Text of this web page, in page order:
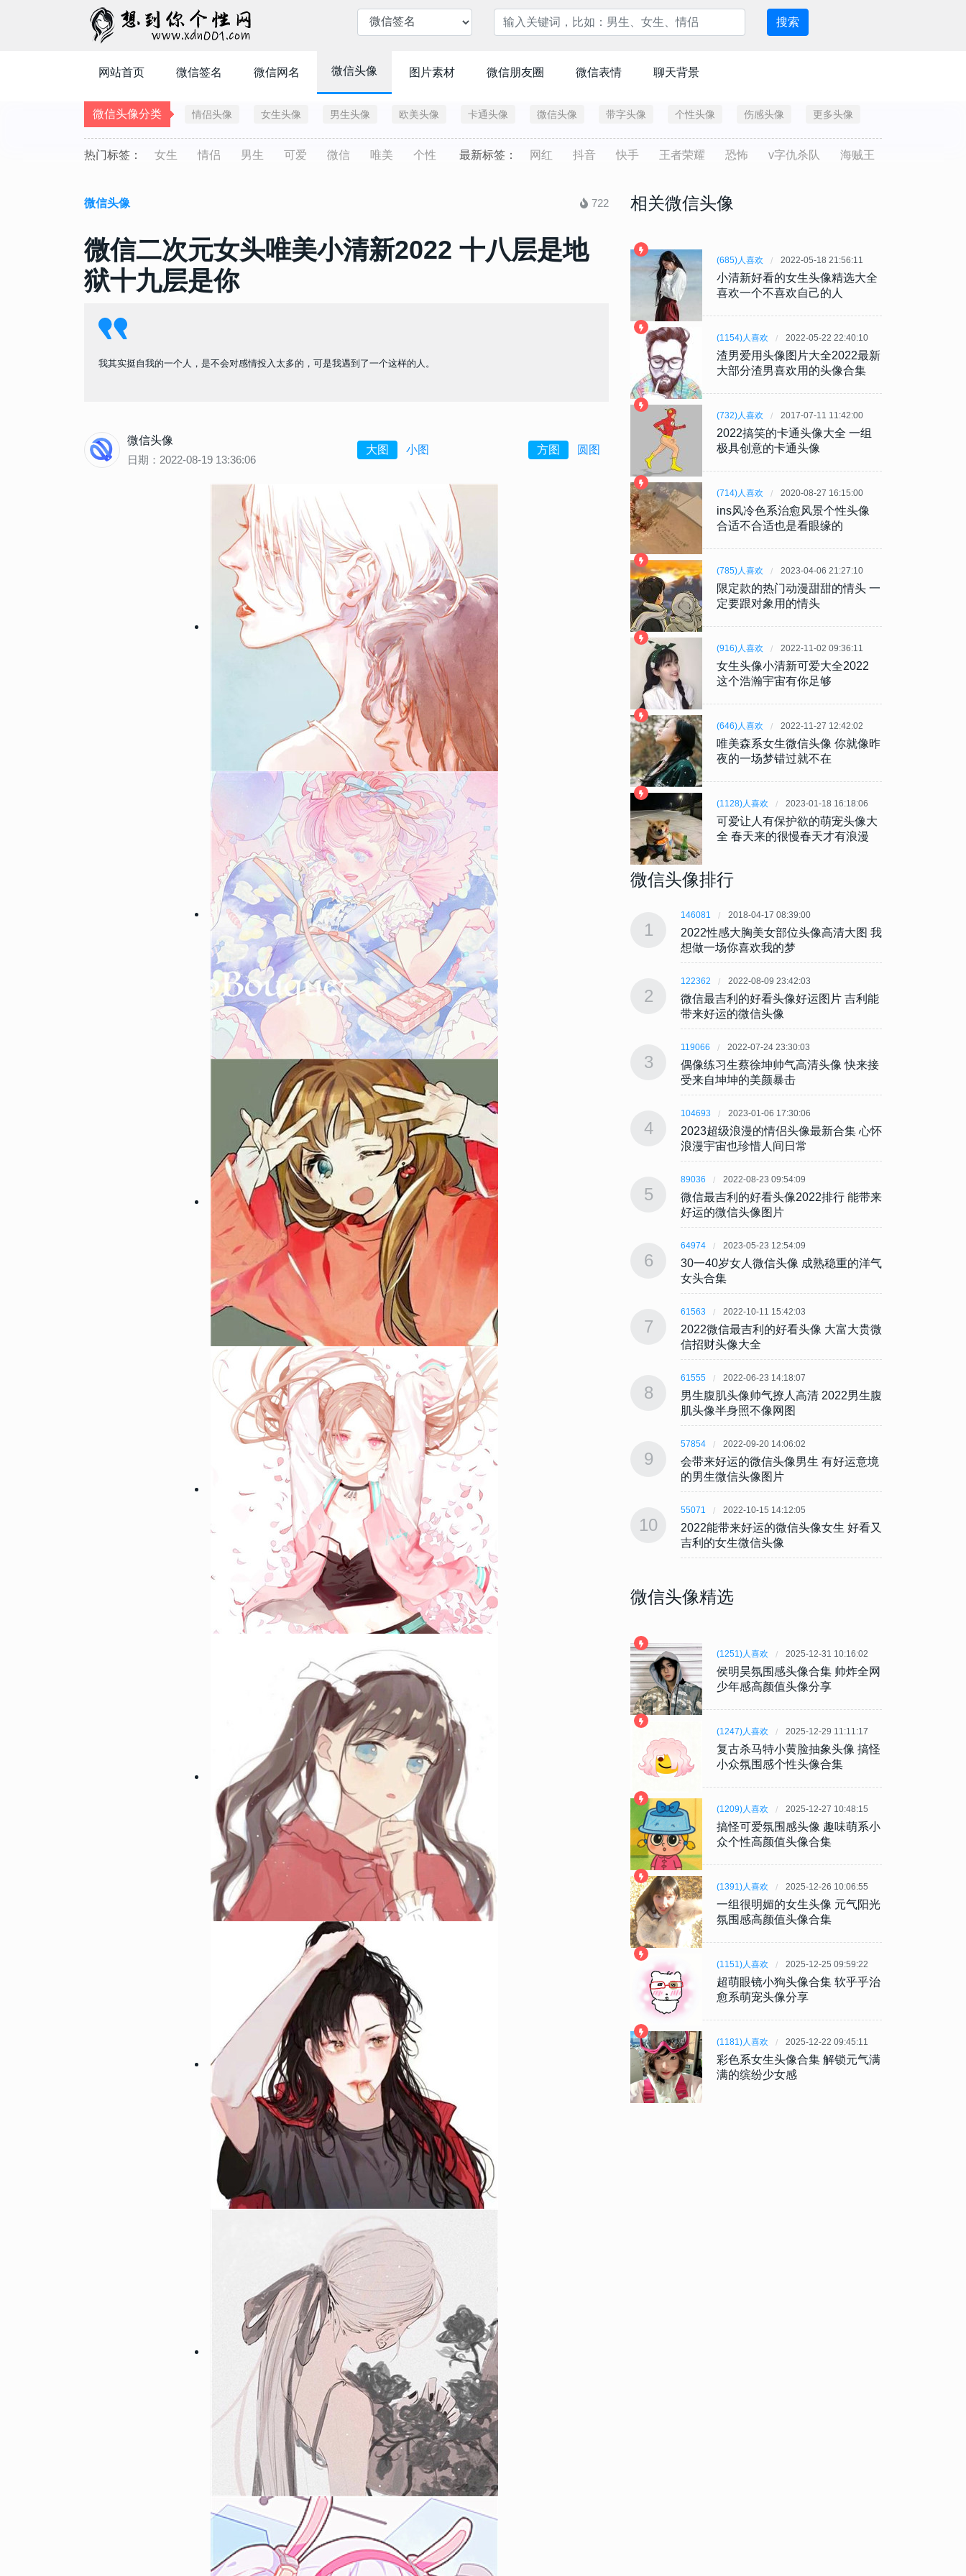
搜索
网站首页 微信签名 微信网名 微信头像 图片素材 微信朋友圈 微信表情 聊天背景
微信头像分类 情侣头像 女生头像 男生头像 欧美头像 卡通头像 微信头像 带字头像 个性头像 伤感头像 更多头像
热门标签： 女生 情侣 男生 可爱 微信 唯美 个性 最新标签： 网红 抖音 快手 王者荣耀 恐怖 v字仇杀队 海贼王
微信头像 722
微信二次元女头唯美小清新2022 十八层是地
狱十九层是你
我其实挺自我的一个人，是不会对感情投入太多的，可是我遇到了一个这样的人。
微信头像
日期：2022-08-19 13:36:06
大图 小图 方图 圆图
相关微信头像
(685)人喜欢 2022-05-18 21:56:11
小清新好看的女生头像精选大全
喜欢一个不喜欢自己的人
(1154)人喜欢 2022-05-22 22:40:10
渣男爱用头像图片大全2022最新
大部分渣男喜欢用的头像合集
(732)人喜欢 2017-07-11 11:42:00
2022搞笑的卡通头像大全 一组
极具创意的卡通头像
(714)人喜欢 2020-08-27 16:15:00
ins风冷色系治愈风景个性头像
合适不合适也是看眼缘的
(785)人喜欢 2023-04-06 21:27:10
限定款的热门动漫甜甜的情头 一
定要跟对象用的情头
(916)人喜欢 2022-11-02 09:36:11
女生头像小清新可爱大全2022
这个浩瀚宇宙有你足够
(646)人喜欢 2022-11-27 12:42:02
唯美森系女生微信头像 你就像昨
夜的一场梦错过就不在
(1128)人喜欢 2023-01-18 16:18:06
可爱让人有保护欲的萌宠头像大
全 春天来的很慢春天才有浪漫
微信头像排行
146081 2018-04-17 08:39:00
2022性感大胸美女部位头像高清大图 我
想做一场你喜欢我的梦
2022-08-09 23:42:03
微信最吉利的好看头像好运图片 吉利能
带来好运的微信头像
2022-07-24 23:30:03
偶像练习生蔡徐坤帅气高清头像 快来接
受来自坤坤的美颜暴击
2023-01-06 17:30:06
2023超级浪漫的情侣头像最新合集 心怀
浪漫宇宙也珍惜人间日常
2022-08-23 09:54:09
微信最吉利的好看头像2022排行 能带来
好运的微信头像图片
2023-05-23 12:54:09
30一40岁女人微信头像 成熟稳重的洋气
女头合集
2022-10-11 15:42:03
2022微信最吉利的好看头像 大富大贵微
信招财头像大全
2022-06-23 14:18:07
男生腹肌头像帅气撩人高清 2022男生腹
肌头像半身照不像网图
2022-09-20 14:06:02
会带来好运的微信头像男生 有好运意境
的男生微信头像图片
2022-10-15 14:12:05
2022能带来好运的微信头像女生 好看又
吉利的女生微信头像
1
146081 2018-04-17 08:39:00
2022性感大胸美女部位头像高清大图 我
想做一场你喜欢我的梦
2
122362 2022-08-09 23:42:03
微信最吉利的好看头像好运图片 吉利能
带来好运的微信头像
3
119066 2022-07-24 23:30:03
受来自坤坤的美颜暴击
4
104693 2023-01-06 17:30:06
2023超级浪漫的情侣头像最新合集 心怀
浪漫宇宙也珍惜人间日常
5
89036 2022-08-23 09:54:09
微信最吉利的好看头像2022排行 能带来
好运的微信头像图片
6
30一40岁女人微信头像 成熟稳重的洋气
7
2022-10-11 15:42:03
2022微信最吉利的好看头像 大富大贵微
信招财头像大全
8
61555 2022-06-23 14:18:07
男生腹肌头像帅气撩人高清 2022男生腹
肌头像半身照不像网图
9
57854 2022-09-20 14:06:02
会带来好运的微信头像男生 有好运意境
的男生微信头像图片
10
55071 2022-10-15 14:12:05
2022能带来好运的微信头像女生 好看又
吉利的女生微信头像
1
146081 2018-04-17 08:39:00
2022性感大胸美女部位头像高清大图 我
想做一场你喜欢我的梦
2
122362 2022-08-09 23:42:03
微信最吉利的好看头像好运图片 吉利能
带来好运的微信头像
3
119066 2022-07-24 23:30:03
偶像练习生蔡徐坤帅气高清头像 快来接
受来自坤坤的美颜暴击
4
104693 2023-01-06 17:30:06
2023超级浪漫的情侣头像最新合集 心怀
浪漫宇宙也珍惜人间日常
5
89036 2022-08-23 09:54:09
微信最吉利的好看头像2022排行 能带来
好运的微信头像图片
6
64974 2023-05-23 12:54:09
30一40岁女人微信头像 成熟稳重的洋气
女头合集
7
61563 2022-10-11 15:42:03
2022微信最吉利的好看头像 大富大贵微
信招财头像大全
8
61555 2022-06-23 14:18:07
男生腹肌头像帅气撩人高清 2022男生腹
肌头像半身照不像网图
9
57854 2022-09-20 14:06:02
会带来好运的微信头像男生 有好运意境
的男生微信头像图片
10
55071 2022-10-15 14:12:05
2022能带来好运的微信头像女生 好看又
吉利的女生微信头像
微信头像精选
(1251)人喜欢 2025-12-31 10:16:02
侯明昊氛围感头像合集 帅炸全网
少年感高颜值头像分享
(1247)人喜欢 2025-12-29 11:11:17
复古杀马特小黄脸抽象头像 搞怪
小众氛围感个性头像合集
(1209)人喜欢 2025-12-27 10:48:15
搞怪可爱氛围感头像 趣味萌系小
众个性高颜值头像合集
(1391)人喜欢 2025-12-26 10:06:55
一组很明媚的女生头像 元气阳光
氛围感高颜值头像合集
(1151)人喜欢 2025-12-25 09:59:22
超萌眼镜小狗头像合集 软乎乎治
愈系萌宠头像分享
(1181)人喜欢 2025-12-22 09:45:11
彩色系女生头像合集 解锁元气满
满的缤纷少女感